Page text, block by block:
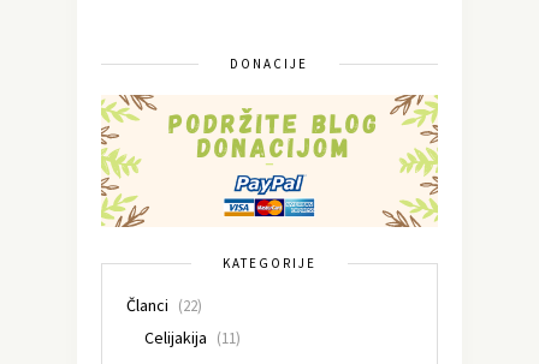
DONACIJE
KATEGORIJE
Članci (22)
Celijakija (11)